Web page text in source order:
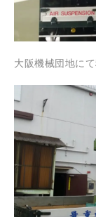
大阪機械団地に